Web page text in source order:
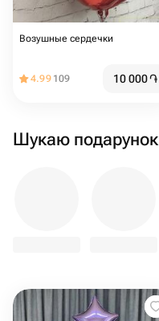
Возушные сердечки
4.99 109 10 000֏
Шукаю подарунок